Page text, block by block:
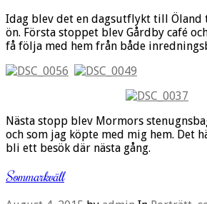
Idag blev det en dagsutflykt till Öland
ön. Första stoppet blev Gårdby café
få följa med hem från både
Nästa stopp blev Mormors
och som jag köpte med mig hem.
bli ett besök där nästa gång.
Sommarkväll